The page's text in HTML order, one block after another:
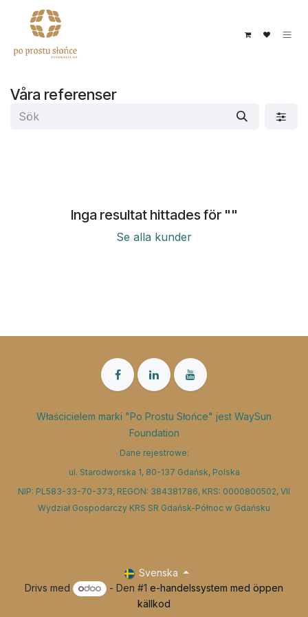
Hoppa till innehåll
Våra referenser
Inga resultat hittades för ""
Se alla kunder
Właścicielem marki "Po Prostu Słońce" jest WaySun
Foundation
Dane rejestrowe:
ul. Starodworska 1, 80-137 Gdańsk, Polska
NIP: PL583-33-70-373, REGON: 384381786, KRS: 0000800502, VII
Wydział Gospodarczy KRS SR Gdańsk-Północ w Gdańsku
Svenska
Drivs med
- Den #1 e-handelssystem med öppen
källkod